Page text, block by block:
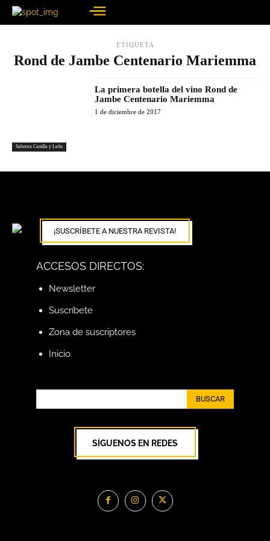
ETIQUETA
Rond de Jambe Centenario Mariemma
Saborea Castilla y León
La primera botella del vino Rond de
Jambe Centenario Mariemma
1 de diciembre de 2017
¡SUSCRÍBETE A NUESTRA REVISTA!
ACCESOS DIRECTOS:
Newsletter
Suscríbete
Zona de suscriptores
Inicio
BUSCAR
SÍGUENOS EN REDES